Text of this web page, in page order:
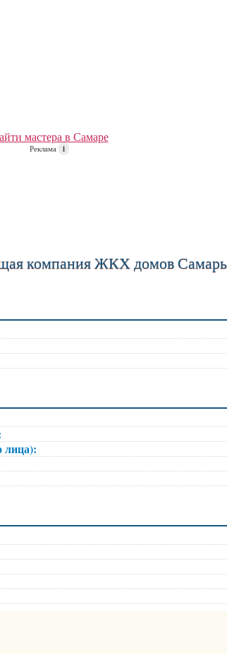
мастера в Самаре
Реклама i
компания ЖКХ домов
лица):